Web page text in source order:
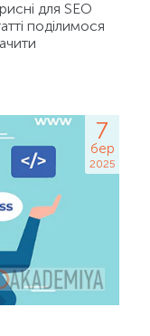
для SEO
поділимося
7
бер
2025